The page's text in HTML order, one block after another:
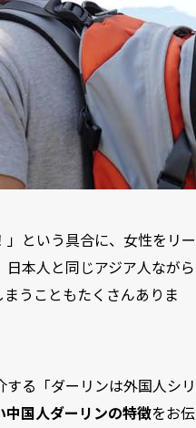
」という具合に、女性をリー
本人と同じアジア人ながら
まうこともたくさんありま
る「ダーリンは外国人シリ
中国人ダーリンの特徴をお伝